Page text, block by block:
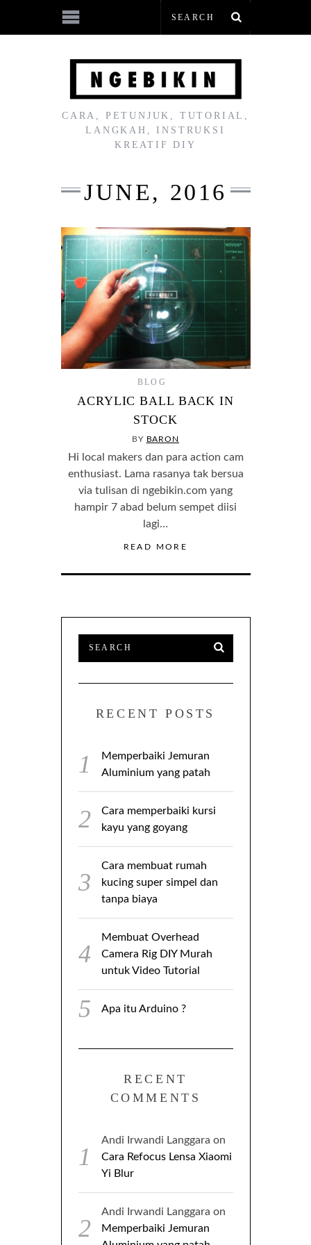
CARA, PETUNJUK, TUTORIAL,
LANGKAH, INSTRUKSI
KREATIF DIY
JUNE, 2016
BLOG
ACRYLIC BALL BACK IN
STOCK
BY BARON
Hi local makers dan para action cam
enthusiast. Lama rasanya tak bersua
via tulisan di ngebikin.com yang
hampir 7 abad belum sempet diisi
lagi…
READ MORE
RECENT POSTS
Memperbaiki Jemuran
Aluminium yang patah
Cara memperbaiki kursi
kayu yang goyang
Cara membuat rumah
kucing super simpel dan
tanpa biaya
Membuat Overhead
Camera Rig DIY Murah
untuk Video Tutorial
Apa itu Arduino ?
RECENT
COMMENTS
Andi Irwandi Langgara on
Cara Refocus Lensa Xiaomi
Yi Blur
Andi Irwandi Langgara on
Memperbaiki Jemuran